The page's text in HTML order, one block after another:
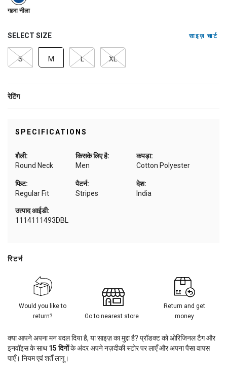
गहरा नीला
SELECT SIZE साइज़ चार्ट
S M L XL
रेटिंग
SPECIFICATIONS
शैली:
Round Neck
किसके लिए है:
Men
कपड़ा:
Cotton Polyester
फिट:
Regular Fit
पैटर्न:
Stripes
देश:
India
उत्पाद आईडी:
1114111493DBL
रिटर्न
Would you like to
return?
Go to nearest store
Return and get
money
क्या आपने अपना मन बदल दिया है, या साइज़ का मुद्दा है? प्रॉडक्ट को ओरिजिनल टैग और
इनवॉइस के साथ15 दिनोंके अंदर अपने नज़दीकी स्टोर पर लाएँ और अपना पैसा वापस
पाएँ। नियम एवं शर्तें लागू।